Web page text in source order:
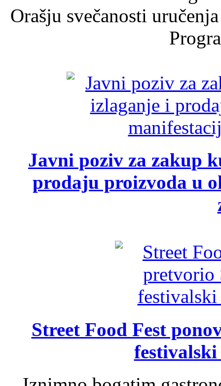
Orašju svečanosti
Javni poziv za zakup
prodaju proizvoda u
Street Food Fest